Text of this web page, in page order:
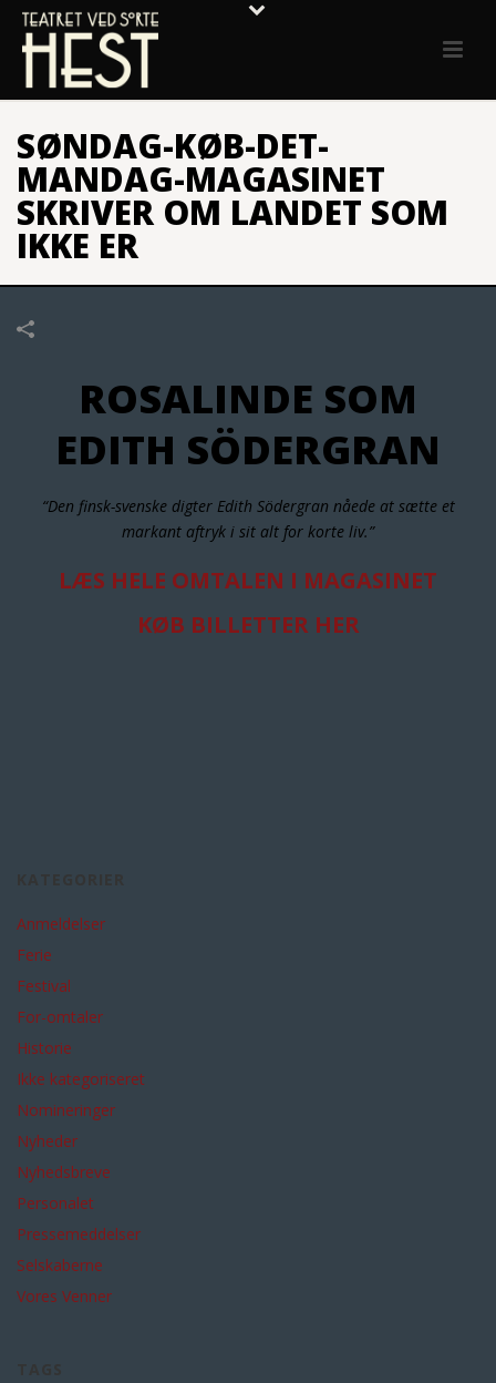
SØNDAG-KØB-DET-
MANDAG-MAGASINET
SKRIVER OM LANDET SOM
IKKE ER
ROSALINDE SOM
EDITH SÖDERGRAN
“Den finsk-svenske digter Edith Södergran nåede at sætte et
markant aftryk i sit alt for korte liv.”
LÆS HELE OMTALEN I MAGASINET
KØB BILLETTER HER
Anmeldelser
Ferie
Festival
For-omtaler
Historie
Ikke kategoriseret
Nomineringer
Nyheder
Nyhedsbreve
Personalet
Pressemeddelser
Selskaberne
Vores Venner